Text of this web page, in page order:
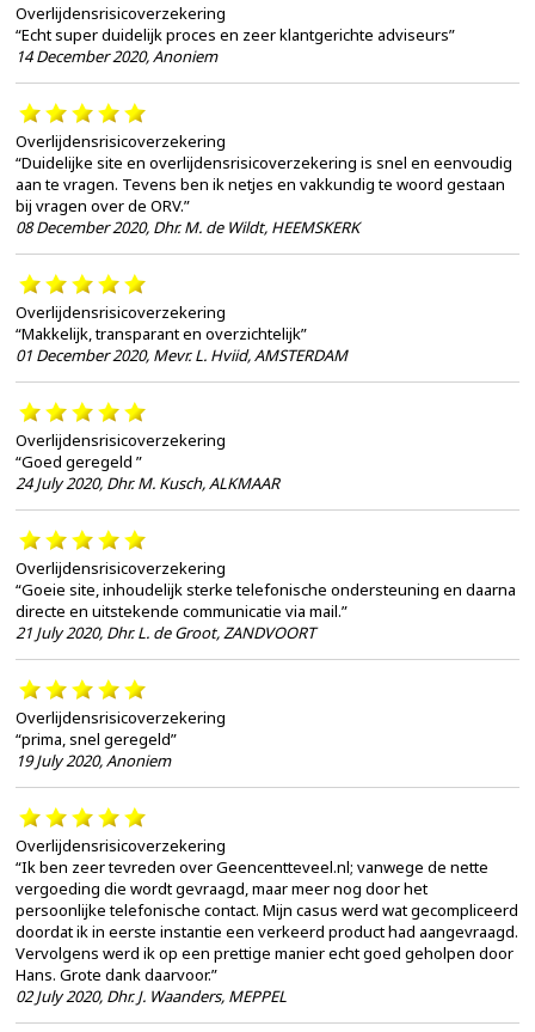
Overlijdensrisicoverzekering
“Echt super duidelijk proces en zeer klantgerichte adviseurs”
14 December 2020,Anoniem
Overlijdensrisicoverzekering
“Duidelijke site en overlijdensrisicoverzekering is snel en eenvoudig
aan te vragen. Tevens ben ik netjes en vakkundig te woord gestaan
bij vragen over de ORV.”
08 December 2020, Dhr. M. de Wildt, HEEMSKERK
Overlijdensrisicoverzekering
“Makkelijk, transparant en overzichtelijk”
01 December 2020, Mevr. L. Hviid, AMSTERDAM
Overlijdensrisicoverzekering
“Goed geregeld ”
24 July 2020, Dhr. M. Kusch, ALKMAAR
Overlijdensrisicoverzekering
“Goeie site, inhoudelijk sterke telefonische ondersteuning en daarna
directe en uitstekende communicatie via mail.”
21 July 2020, Dhr. L. de Groot, ZANDVOORT
Overlijdensrisicoverzekering
“prima, snel geregeld”
19 July 2020,Anoniem
Overlijdensrisicoverzekering
“Ik ben zeer tevreden over Geencentteveel.nl; vanwege de nette
vergoeding die wordt gevraagd, maar meer nog door het
persoonlijke telefonische contact. Mijn casus werd wat gecompliceerd
doordat ik in eerste instantie een verkeerd product had aangevraagd.
Vervolgens werd ik op een prettige manier echt goed geholpen door
Hans. Grote dank daarvoor.”
02 July 2020, Dhr. J. Waanders, MEPPEL